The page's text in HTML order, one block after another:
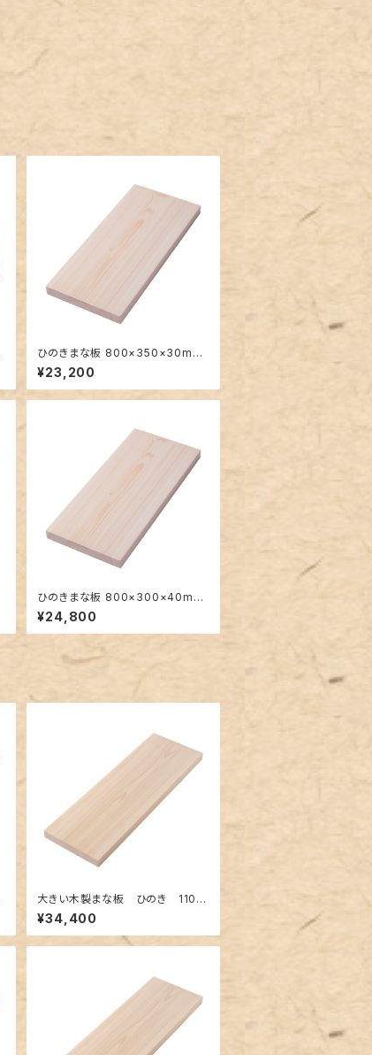
ひのきまな板 800×350×30mm
大きい一枚板
¥23,200
ひのきまな板 800×300×40mm
大きい一枚板
¥24,800
大きい木製まな板 ひのき 1100
×400×30mm 裏に節あり 一
枚板
¥34,400